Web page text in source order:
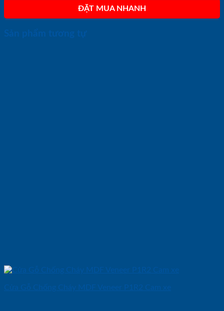
ĐẶT MUA NHANH
Sản phẩm tương tự
Cửa Gỗ Chống Cháy MDF Veneer P1R2 Cam xe